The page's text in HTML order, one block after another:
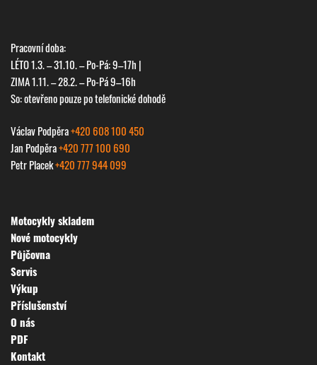
Pracovní doba:
LÉTO 1.3. – 31.10. – Po-Pá: 9–17h |
ZIMA 1.11. – 28.2. – Po-Pá 9–16h
So: otevřeno pouze po telefonické dohodě
Václav Podpěra+420 608 100 450
Jan Podpěra+420 777 100 690
Petr Placek+420 777 944 099
Motocykly skladem
Nové motocykly
Půjčovna
Servis
Výkup
Příslušenství
O nás
PDF
Kontakt